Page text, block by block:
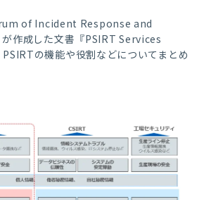
of Incident Response and
作成した文書『PSIRT Services
の機能や役割などについてまとめ